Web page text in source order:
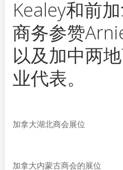
Kealey和前
商务参赞
以及加中两
业代表。
加拿大湖北商会展位
加拿大内蒙古商会的展位